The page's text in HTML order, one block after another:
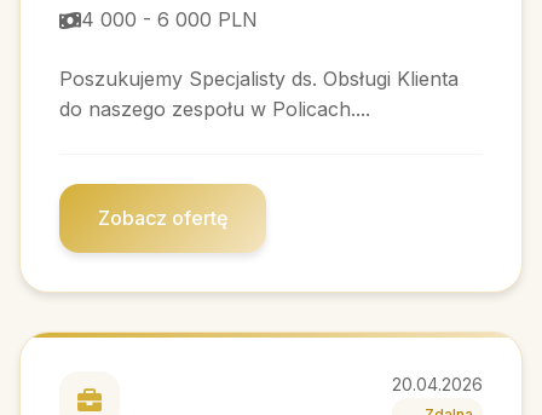
4 000 - 6 000 PLN
Poszukujemy Specjalisty ds. Obsługi Klienta
do naszego zespołu w Policach....
Zobacz ofertę
20.04.2026